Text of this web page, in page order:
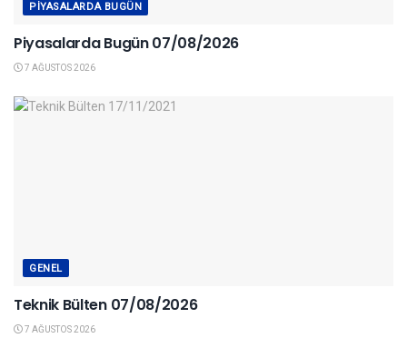
PIYASALARDA BUGÜN
Piyasalarda Bugün 07/08/2026
7 AĞUSTOS 2026
GENEL
Teknik Bülten 07/08/2026
7 AĞUSTOS 2026